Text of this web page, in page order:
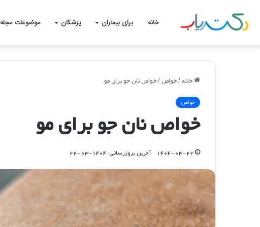
خانه برای بیماران پزشکان موضوعات مجله
خانه /خواص/خواص نان جو برای مو
خواص
خواص نان جو برای مو
۱۴۰۴-۰۳-۲۲ آخرین بروزرسانی: ۱۴۰۴-۰۳-۲۲